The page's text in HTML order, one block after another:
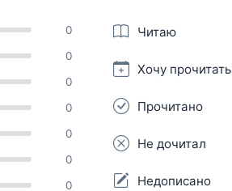
0
0
0
0
0
0
0
Читаю
Хочу прочитать
Прочитано
Не дочитал
Недописано